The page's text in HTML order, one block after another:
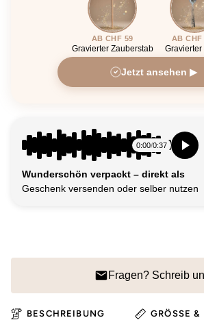
AB CHF 59
Gravierter Zauberstab
AB CHF
Gravierter
Jetzt ansehen ▶
0:00/0:37
Wunderschön verpackt – direkt als
Geschenk versenden oder selber nutzen
Fragen? Schreib
BESCHREIBUNG GRÖSSE &